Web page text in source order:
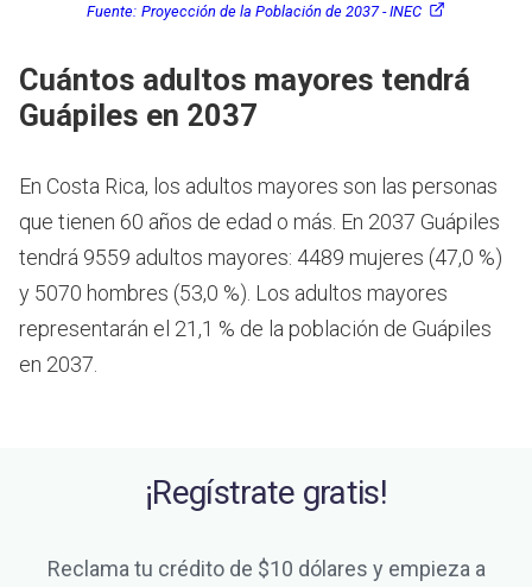
Fuente: Proyección de la Población de 2037 - INEC
Cuántos adultos mayores tendrá
Guápiles en 2037
En Costa Rica, los adultos mayores son las personas
que tienen 60 años de edad o más. En 2037 Guápiles
tendrá 9559 adultos mayores: 4489 mujeres (47,0 %)
y 5070 hombres (53,0 %). Los adultos mayores
representarán el 21,1 % de la población de Guápiles
en 2037.
¡Regístrate gratis!
Reclama tu crédito de $10 dólares y empieza a